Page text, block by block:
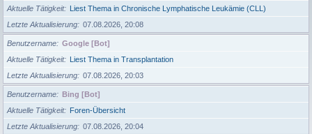
Aktuelle Tätigkeit
Liest Thema in Chronische Lymphatische Leukämie (CLL)
Letzte Aktualisierung
07.08.2026, 20:08
Benutzername
Google [Bot]
Aktuelle Tätigkeit
Liest Thema in Transplantation
Letzte Aktualisierung
07.08.2026, 20:03
Benutzername
Bing [Bot]
Aktuelle Tätigkeit
Foren-Übersicht
Letzte Aktualisierung
07.08.2026, 20:04